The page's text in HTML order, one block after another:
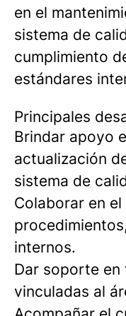
en el
sistema de
cumplimiento
estándares
Principales
Brindar apoyo
actualización
sistema de
Colaborar en
internos.
Dar soporte en
vinculadas al